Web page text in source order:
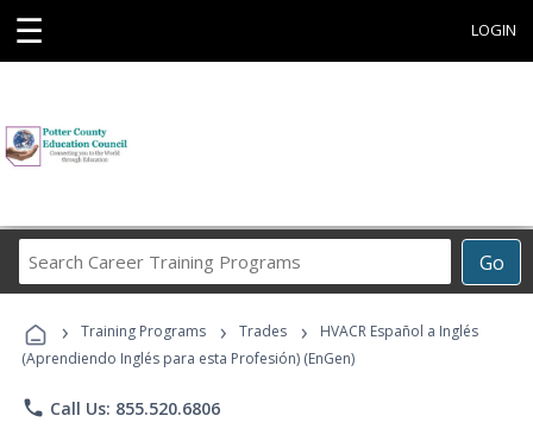
☰ LOGIN
Go
Career
Programs
› Training Programs › Trades ›
HVACR Español a Inglés
(Aprendiendo Inglés para esta Profesión) (EnGen)
phone Call Us: 855.520.6806